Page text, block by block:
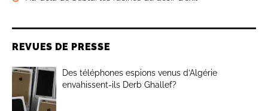
REVUES DE PRESSE
Des téléphones espions venus d’Algérie
envahissent-ils Derb Ghallef?